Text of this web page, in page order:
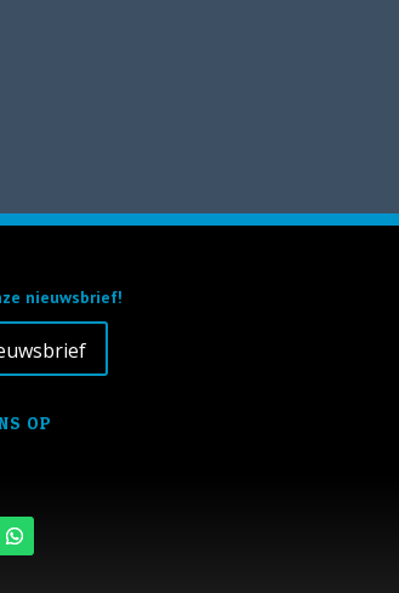
nieuwsbrief!
OP